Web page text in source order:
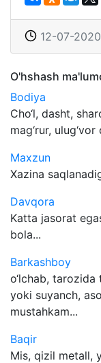
12-07-
O'hshash
Bodiya
Cho‘l, dasht,
mag‘rur,
Maxzun
Xazina
Davqora
Katta jasorat
bola...
Barkashboy
o‘lchab,
yoki suyanch,
mustahkam...
Baqir
Mis, qizil metall,